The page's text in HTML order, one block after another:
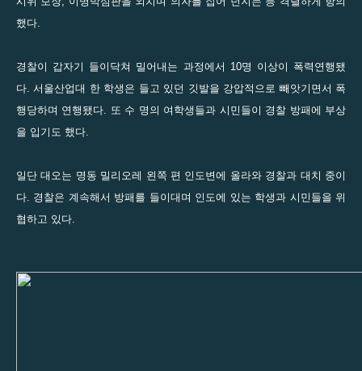
했다.
경찰이 갑자기 들이닥쳐 밀어내는 과정에서 10명 이상이 폭력연행됐
다. 서울산업대 한 학생은 들고 있던 깃발을 강압적으로 빼앗기면서 폭
행당하며 연행됐다. 또 수 명의 여학생들과 시민들이 경찰 방패에 부상
을 입기도 했다.
일단 대오는 명동 밀리오레 왼쪽 편 인도변에 올라와 경찰과 대치 중이
다. 경찰은 계속해서 방패를 들이대며 인도에 있는 학생과 시민들을 위
협하고 있다.